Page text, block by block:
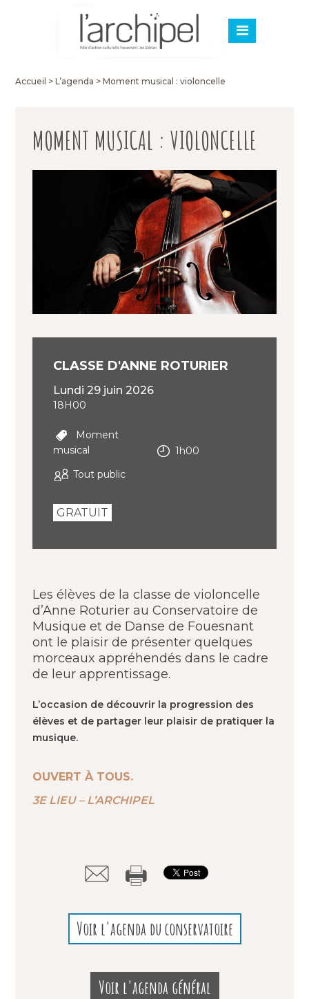
Accueil >L’agenda >Moment musical : violoncelle
MOMENT MUSICAL : VIOLONCELLE
CLASSE D'ANNE ROTURIER
lundi 29 juin 2026
18H00
Moment
musical
1h00
Tout public
GRATUIT
Les élèves de la classe de violoncelle
d’Anne Roturier au Conservatoire de
Musique et de Danse de Fouesnant
ont le plaisir de présenter quelques
morceaux appréhendés dans le cadre
de leur apprentissage.
L’occasion de découvrir la progression des
élèves et de partager leur plaisir de pratiquer la
musique.
OUVERT À TOUS.
3E LIEU – L’ARCHIPEL
Voir l'agenda du conservatoire
Voir l'agenda général